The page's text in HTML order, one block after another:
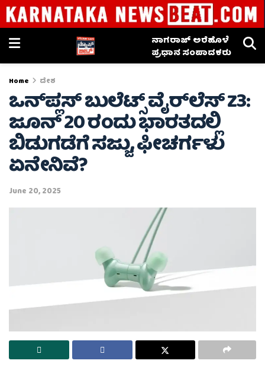
ನಾಗರಾಜ್ ಅರೆಹೊಳೆ
ಪ್ರಧಾನ ಸಂಪಾದಕರು
Home ದೇಶ
ಒನ್‌ಪ್ಲಸ್ ಬುಲೆಟ್ಸ್ ವೈರ್‌ಲೆಸ್ Z3:
ಜೂನ್ 20 ರಂದು ಭಾರತದಲ್ಲಿ
ಬಿಡುಗಡೆಗೆ ಸಜ್ಜು, ಫೀಚರ್ಗಳು
ಏನೇನಿವೆ?
June 20, 2025